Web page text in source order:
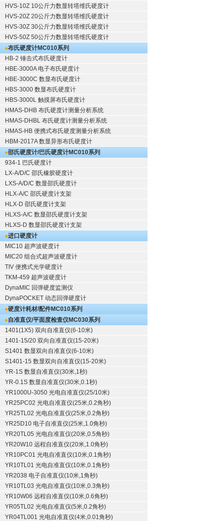
HVS-10Z 10公斤力数显转塔维氏硬度计
HVS-20Z 20公斤力数显转塔维氏硬度计
HVS-30Z 30公斤力数显转塔维氏硬度计
HVS-50Z 50公斤力数显转塔维氏硬度计
布氏硬度计MC010系列
HB-2 锤击式布氏硬度计
HBE-3000A 电子布氏硬度计
HBE-3000C 数显布氏硬度计
HBS-3000 数显布氏硬度计
HBS-3000L 触摸屏布氏硬度计
HMAS-DHB 布氏硬度计测量分析系统
HMAS-DHBL 布氏硬度计测量分析系统
HMAS-HB 便携式布氏硬度测量分析系统
HBM-2017A 数显异形布氏硬度计
邵氏硬度计/巴氏硬度计MC010系列
934-1 巴氏硬度计
LX-A/D/C 邵氏橡胶硬度计
LXS-A/D/C 数显邵氏硬度计
HLX-A/C 邵氏硬度计支架
HLX-D 邵氏硬度计支架
HLXS-A/C 数显邵氏硬度计支架
HLXS-D 数显邵氏硬度计支架
进口硬度计
MIC10 超声波硬度计
MIC20 组合式超声波硬度计
TIV 便携式光学硬度计
TKM-459 超声波硬度计
DynaMIC 回弹硬度监测仪
DynaPOCKET 动态回弹硬度计
硬度计耗材/配件MC010系列
自准直仪/平面度检查仪MC030系列
1401(1X5) 双向自准直仪(6-10米)
1401-15/20 双向自准直仪(15-20米)
S1401 数显双向自准直仪(6-10米)
S1401-15 数显双向自准直仪(15-20米)
YR-1S 数显自准直仪(30米,1秒)
YR-0.1S 数显自准直仪(30米,0.1秒)
YR1000U-3050 光电自准直仪(25/10米)
YR25PC02 光电自准直仪(25米,0.2角秒)
YR25TL02 光电自准直仪(25米,0.2角秒)
YR25D10 电子自准直仪(25米,1.0角秒)
YR20TL05 光电自准直仪(20米,0.5角秒)
YR20W10 远程自准直仪(20米,1.0角秒)
YR10PC01 光电自准直仪(10米,0.1角秒)
YR10TL01 光电自准直仪(10米,0.1角秒)
YR2038 电子自准直仪(10米,1角秒)
YR10TL03 光电自准直仪(10米,0.3角秒)
YR10W06 远程自准直仪(10米,0.6角秒)
YR05TL02 光电自准直仪(5米,0.2角秒)
YR04TL001 光电自准直仪(4米,0.01角秒)